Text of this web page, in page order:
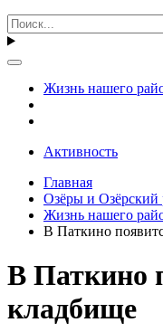
Жизнь нашего
Активность
Главная
Озёры и Озёрский
Жизнь нашего
В Паткино
В Паткино
кладбище